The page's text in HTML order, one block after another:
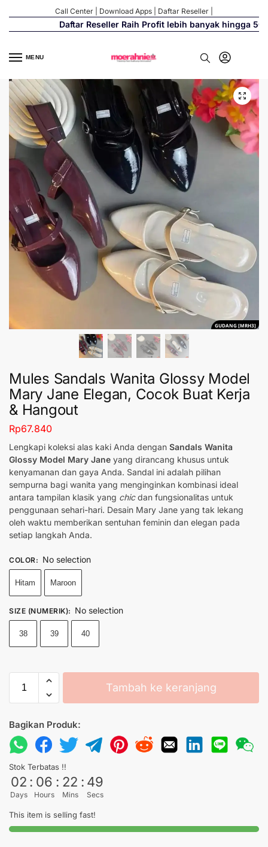
Call Center Download Apps Daftar Reseller
Daftar Reseller Raih Profit lebih banyak hingga 500%
MENU
GUDANG [MRH3]
Mules Sandals Wanita Glossy Model
Mary Jane Elegan, Cocok Buat Kerja
& Hangout
Rp67.840
Lengkapi koleksi alas kaki Anda dengan Sandals Wanita
Glossy Model Mary Jane yang dirancang khusus untuk
kenyamanan dan gaya Anda. Sandal ini adalah pilihan
sempurna bagi wanita yang menginginkan kombinasi ideal
antara tampilan klasik yang chicdan fungsionalitas untuk
penggunaan sehari-hari. Desain Mary Jane yang tak lekang
oleh waktu memberikan sentuhan feminin dan elegan pada
setiap langkah Anda.
COLOR: No selection
Hitam Maroon
SIZE (NUMERIK): No selection
38 39 40
Tambah ke keranjang
Bagikan Produk:
Stok Terbatas !!
02
Days
: 06
Hours
: 22
Mins
: 49
Secs
This item is selling fast!